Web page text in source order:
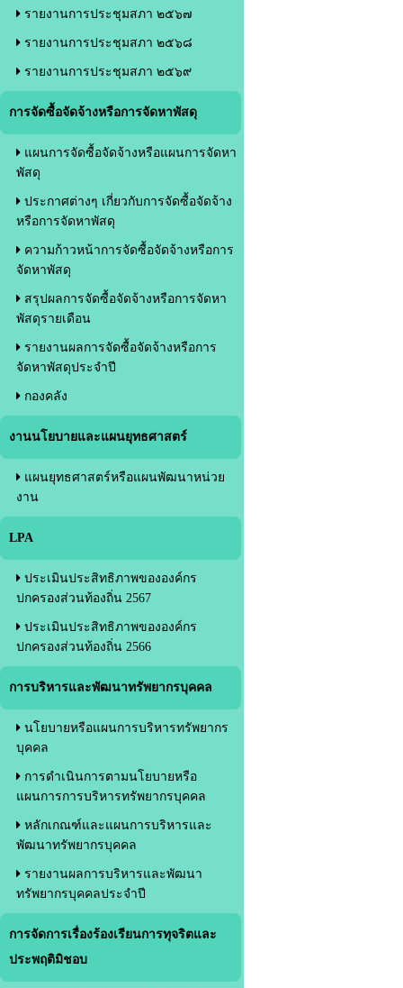
รายงานการประชุมสภา ๒๕๖๗
รายงานการประชุมสภา ๒๕๖๘
รายงานการประชุมสภา ๒๕๖๙
การจัดซื้อจัดจ้างหรือการจัดหาพัสดุ
แผนการจัดซื้อจัดจ้างหรือแผนการจัดหา
พัสดุ
ประกาศต่างๆ เกี่ยวกับการจัดซื้อจัดจ้าง
หรือการจัดหาพัสดุ
ความก้าวหน้าการจัดซื้อจัดจ้างหรือการ
จัดหาพัสดุ
สรุปผลการจัดซื้อจัดจ้างหรือการจัดหา
พัสดุรายเดือน
รายงานผลการจัดซื้อจัดจ้างหรือการ
จัดหาพัสดุประจำปี
กองคลัง
งานนโยบายและแผนยุทธศาสตร์
แผนยุทธศาสตร์หรือแผนพัฒนาหน่วย
งาน
LPA
ประเมินประสิทธิภาพขององค์กร
ปกครองส่วนท้องถิ่น 2567
ประเมินประสิทธิภาพขององค์กร
ปกครองส่วนท้องถิ่น 2566
การบริหารและพัฒนาทรัพยากรบุคคล
นโยบายหรือแผนการบริหารทรัพยากร
บุคคล
การดำเนินการตามนโยบายหรือ
แผนการการบริหารทรัพยากรบุคคล
หลักเกณฑ์และแผนการบริหารและ
พัฒนาทรัพยากรบุคคล
รายงานผลการบริหารและพัฒนา
ทรัพยากรบุคคลประจำปี
การจัดการเรื่องร้องเรียนการทุจริตและ
ประพฤติมิชอบ